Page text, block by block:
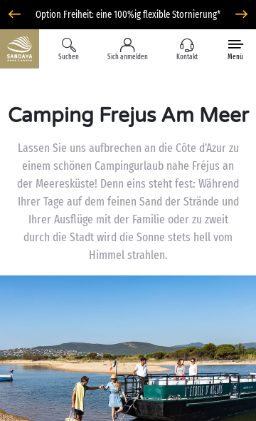
Option Freiheit: eine 100%ig flexible Stornierung*
Suchen Sich anmelden Kontakt Menü
Camping Frejus Am Meer
Lassen Sie uns aufbrechen an die Côte d’Azur zu
einem schönen Campingurlaub nahe Fréjus an
der Meeresküste! Denn eins steht fest: Während
Ihrer Tage auf dem feinen Sand der Strände und
Ihrer Ausflüge mit der Familie oder zu zweit
durch die Stadt wird die Sonne stets hell vom
Himmel strahlen.